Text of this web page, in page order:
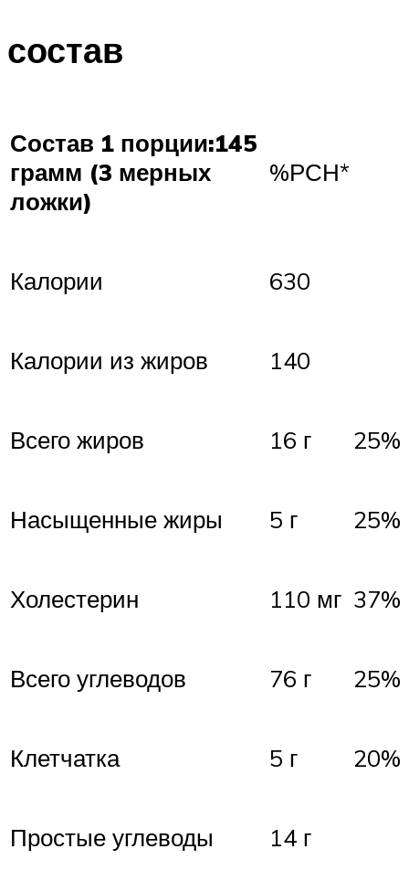
состав
Состав 1 порции:145
грамм (3 мерных
ложки)
%РСН*
Калории 630
Калории из жиров 140
Всего жиров 16 г 25%
Насыщенные жиры 5 г 25%
Холестерин 110 мг 37%
Всего углеводов 76 г 25%
Клетчатка 5 г 20%
Простые углеводы 14 г